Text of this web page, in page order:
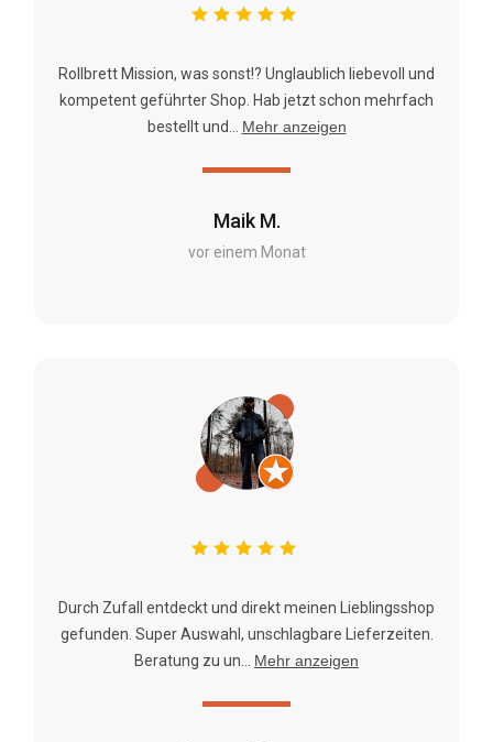
Maik M.
vor einem Monat
Rollbrett Mission, was sonst!? Unglaublich liebevoll und
kompetent geführter Shop. Hab jetzt schon mehrfach
bestellt und...
Mehr anzeigen
Durch Zufall entdeckt und direkt meinen Lieblingsshop
gefunden. Super Auswahl, unschlagbare Lieferzeiten.
Beratung zu un...
Mehr anzeigen